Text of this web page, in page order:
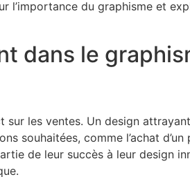
l’importance du graphisme et
dans le
sur les ventes. Un design
souhaitées, comme l’achat
de leur succès à leur design